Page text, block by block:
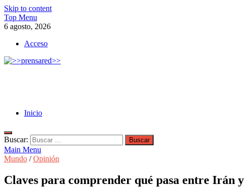
Skip to content
Top Menu
6 agosto, 2026
Acceso
Inicio
Buscar:
Main Menu
Mundo /Opinión
Claves para comprender qué pasa entre Irán y